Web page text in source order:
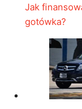
Jak
gotówka?